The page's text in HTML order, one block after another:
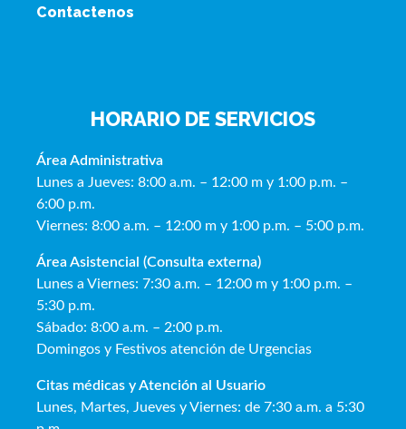
Contactenos
HORARIO DE SERVICIOS
Área Administrativa
Lunes a Jueves: 8:00 a.m. – 12:00 m y 1:00 p.m. –
6:00 p.m.
Viernes: 8:00 a.m. – 12:00 m y 1:00 p.m. – 5:00 p.m.
Área Asistencial (Consulta externa)
Lunes a Viernes: 7:30 a.m. – 12:00 m y 1:00 p.m. –
5:30 p.m.
Sábado: 8:00 a.m. – 2:00 p.m.
Domingos y Festivos atención de Urgencias
Citas médicas y Atención al Usuario
Lunes, Martes, Jueves y Viernes: de 7:30 a.m. a 5:30